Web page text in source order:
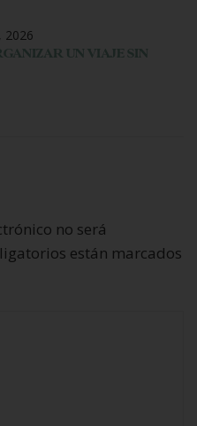
2026
UN VIAJE SIN
no será
están marcados